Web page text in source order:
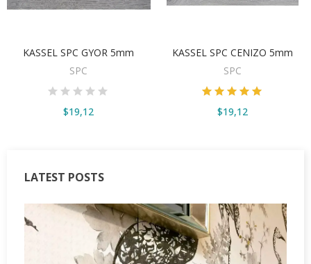
VER OPCIONES
KASSEL SPC GYOR 5mm
SPC
$19,12
VER OPCIONES
KASSEL SPC CENIZO 5mm
SPC
$19,12
LATEST POSTS